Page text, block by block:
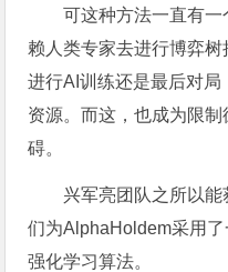
可这种方法一直有
赖人类专家去进行博弈
进行AI训练还是最后对
资源。而这，也成为限
碍。
兴军亮团队之所以
们为AlphaHoldem采用
强化学习算法。